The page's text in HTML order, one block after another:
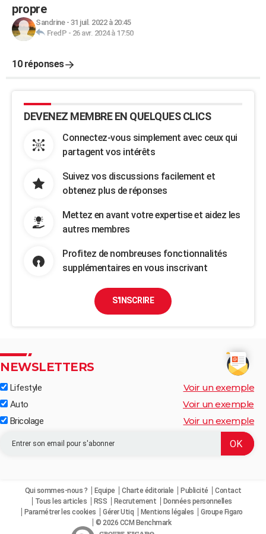
propre
Sandrine- 31 juil. 2022 à 20:45
FredP - 26 avr. 2024 à 17:50
10 réponses
DEVENEZ MEMBRE EN QUELQUES CLICS
Connectez-vous simplement avec ceux qui
partagent vos intérêts
Suivez vos discussions facilement et
obtenez plus de réponses
Mettez en avant votre expertise et aidez les
autres membres
Profitez de nombreuses fonctionnalités
supplémentaires en vous inscrivant
S'INSCRIRE
NEWSLETTERS
Lifestyle Voir un exemple
Auto Voir un exemple
Bricolage Voir un exemple
Qui sommes-nous ? Equipe Charte éditoriale Publicité
Contact
Tous les articles
RSS Recrutement
Données personnelles
Paramétrer les cookies
Gérer Utiq Mentions légales
Groupe Figaro
© 2026 CCM Benchmark